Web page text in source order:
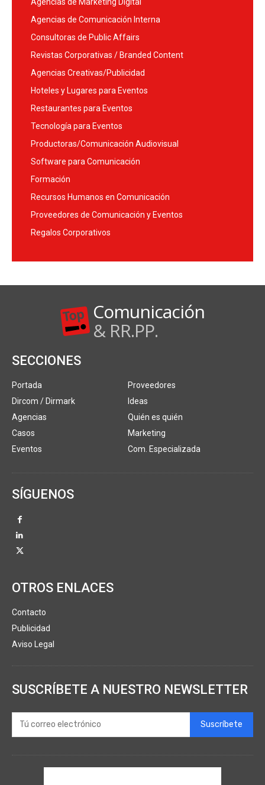
Agencias de Comunicación Interna
Consultoras de Public Affairs
Revistas Corporativas / Branded Content
Agencias Creativas/Publicidad
Hoteles y Lugares para Eventos
Restaurantes para Eventos
Tecnología para Eventos
Productoras/Comunicación Audiovisual
Software para Comunicación
Formación
Recursos Humanos en Comunicación
Proveedores de Comunicación y Eventos
Regalos Corporativos
Comunicación
& RR.PP.
SECCIONES
Portada
Dircom / Dirmark
Agencias
Casos
Eventos
Proveedores
Ideas
Quién es quién
Marketing
Com. Especializada
SÍGUENOS
OTROS ENLACES
Contacto
Publicidad
Aviso Legal
SUSCRÍBETE A NUESTRO NEWSLETTER
Suscríbete